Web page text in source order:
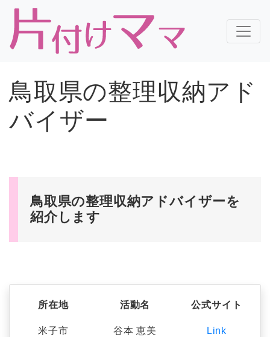
鳥取県の整理収納アド
バイザー
鳥取県の整理収納アドバイザーを
紹介します
所在地
米子市
活動名
谷本 恵美
公式サイト
Link